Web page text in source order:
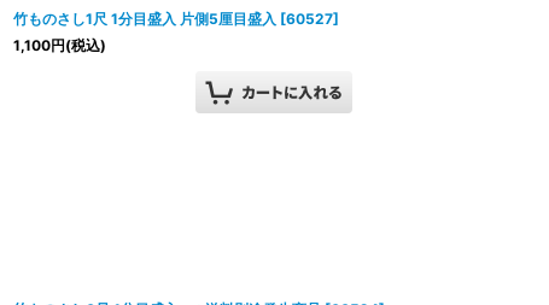
竹ものさし1尺 1分目盛入 片側5厘目盛入 [60527]
1,100円(税込)